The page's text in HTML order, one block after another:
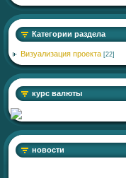
Категории раздела
Визуализация проекта [22]
курс валюты
новости